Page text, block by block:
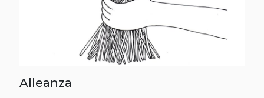
Alleanza